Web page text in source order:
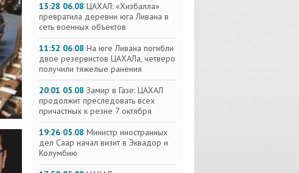
13:28 06.08 ЦАХАЛ: «Хизбалла»
превратила деревни юга Ливана в
сеть военных объектов
11:52 06.08 На юге Ливана погибли
двое резервистов ЦАХАЛа, четверо
получили тяжелые ранения
20:01 05.08 Замир в Газе: ЦАХАЛ
продолжит преследовать всех
причастных к резне 7 октября
19:26 05.08 Министр иностранных
дел Саар начал визит в Эквадор и
Колумбию